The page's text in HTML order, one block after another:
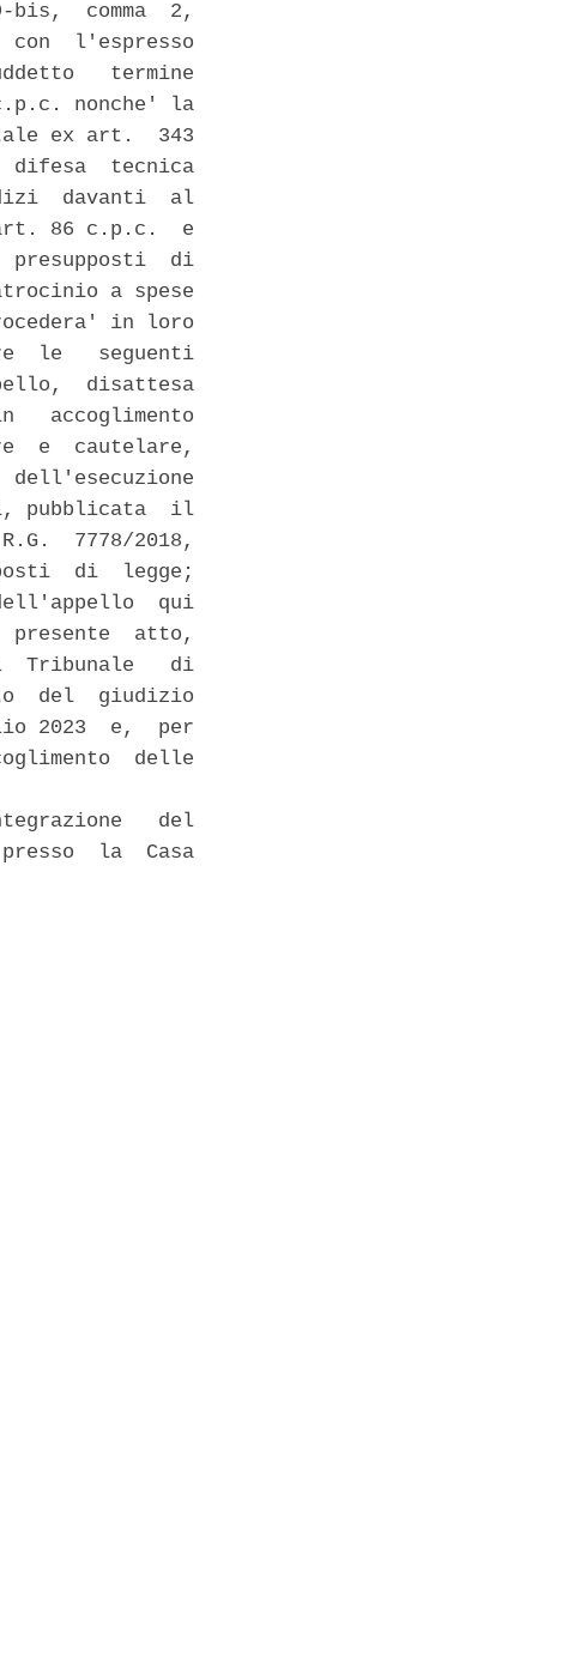
comma  2,
l'espresso
termine
nonche' la
ex art.  343
tecnica
davanti  al
86 c.p.c.  e
di
a spese
in loro
le   seguenti
disattesa
accoglimento
e  cautelare,
pubblicata  il
7778/2018,
di  legge;
qui
atto,
Tribunale   di
del  giudizio
2023  e,  per
delle
del
la  Casa